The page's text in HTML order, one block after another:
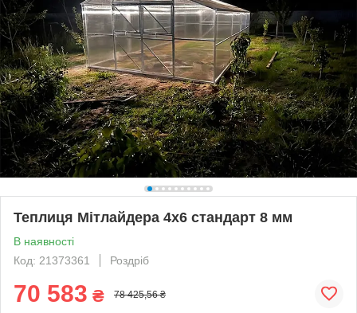
Теплиця Мітлайдера 4х6 стандарт 8 мм
В наявності
Код: 21373361
Роздріб
70 583 ₴ 78 425,56 ₴